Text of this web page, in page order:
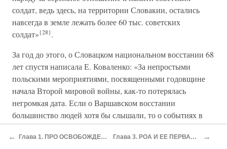
солдат, ведь здесь, на территории Словакии, остались
навсегда в земле лежать более 60 тыс. советских
солдат»{28}.
За год до этого, о Словацком национальном восстании 68
лет спустя написала Е. Коваленко: «За непростыми
польскими мероприятиями, посвященными годовщине
начала Второй мировой войны, как-то потерялась
негромкая дата. Если о Варшавском восстании
большинство людей хотя бы слышали, то о событиях в
Словакии сейчас знают только те, кто изучает историю
Второй мировой. Хотя, как и польская дата, это
← Глава 1. ПРО ОСВОБОЖДЕНИЕ ПРАГИ Глава 3. РОА И ЕЕ ПЕРВАЯ ДИВИЗИЯ →